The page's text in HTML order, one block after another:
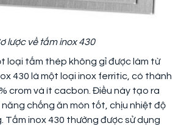
lược về tấm inox 430
loại tấm thép không gỉ được làm từ
430 là một loại inox ferritic, có thành
crom và ít cacbon. Điều này tạo ra
chống ăn mòn tốt, chịu nhiệt độ
Tấm inox 430 thường được sử dụng